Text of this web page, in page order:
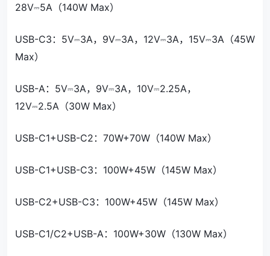
28V⎓5A（140W Max）
USB-C3：5V⎓3A，9V⎓3A，12V⎓3A，15V⎓3A（45W
Max）
USB-A：5V⎓3A，9V⎓3A，10V⎓2.25A，
12V⎓2.5A（30W Max）
USB-C1+USB-C2：70W+70W（140W Max）
USB-C1+USB-C3：100W+45W（145W Max）
USB-C2+USB-C3：100W+45W（145W Max）
USB-C1/C2+USB-A：100W+30W（130W Max）